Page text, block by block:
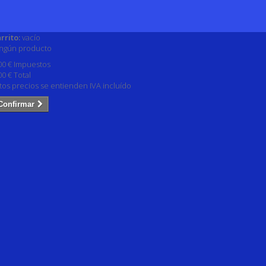
vacío
producto
€ Impuestos
€Total
precios se entienden IVA incluído